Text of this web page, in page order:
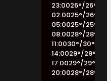
23:0026°/26°
02:0025°/26°
05:0025°/25°
08:0028°/28°
11:0030°/30°
14:0029°/29°
17:0029°/29°
20:0028°/28°